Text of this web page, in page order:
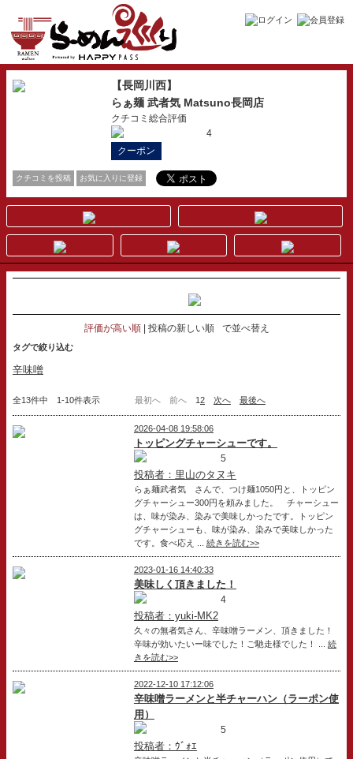
【長岡川西】
らぁ麺 武者気 Matsuno長岡店
クチコミ総合評価
4
クーポン
クチコミを投稿 お気に入りに登録
評価が高い順 投稿の新しい順 で並べ替え
タグで絞り込む
辛味噌
全13件中 1-10件表示 最初へ 前へ 12 次へ 最後へ
2026-04-08 19:58:06
トッピングチャーシューです。
5
投稿者：里山のタヌキ
らぁ麺武者気 さんで、つけ麺1050円と、トッピン
グチャーシュー300円を頼みました。 チャーシュー
は、味が染み、染みで美味しかったです。トッピン
グチャーシューも、味が染み、染みで美味しかった
です。食べ応え ... 続きを読む>>
2023-01-16 14:40:33
美味しく頂きました！
4
投稿者：yuki-MK2
久々の無者気さん、辛味噌ラーメン、頂きました！
辛味が効いたいー味でした！ご馳走様でした！ ... 続
きを読む>>
2022-12-10 17:12:06
辛味噌ラーメンと半チャーハン（ラーポン使
用）
5
投稿者：ｳﾞｫｴ